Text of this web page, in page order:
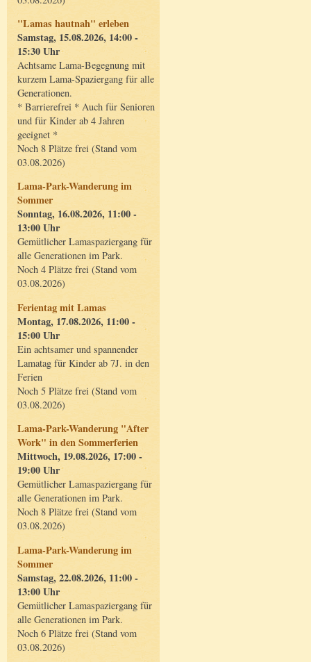
"Lamas hautnah" erleben
Samstag, 15.08.2026, 14:00 -
15:30 Uhr
Achtsame Lama-Begegnung mit
kurzem Lama-Spaziergang für alle
Generationen.
* Barrierefrei * Auch für Senioren
und für Kinder ab 4 Jahren
geeignet *
Noch 8 Plätze frei (Stand vom
03.08.2026)
Lama-Park-Wanderung im
Sommer
Sonntag, 16.08.2026, 11:00 -
13:00 Uhr
Gemütlicher Lamaspaziergang für
alle Generationen im Park.
Noch 4 Plätze frei (Stand vom
03.08.2026)
Ferientag mit Lamas
Montag, 17.08.2026, 11:00 -
15:00 Uhr
Ein achtsamer und spannender
Lamatag für Kinder ab 7J. in den
Ferien
Noch 5 Plätze frei (Stand vom
03.08.2026)
Lama-Park-Wanderung "After
Work" in den Sommerferien
Mittwoch, 19.08.2026, 17:00 -
19:00 Uhr
Gemütlicher Lamaspaziergang für
alle Generationen im Park.
Noch 8 Plätze frei (Stand vom
03.08.2026)
Lama-Park-Wanderung im
Sommer
Samstag, 22.08.2026, 11:00 -
13:00 Uhr
Gemütlicher Lamaspaziergang für
alle Generationen im Park.
Noch 6 Plätze frei (Stand vom
03.08.2026)